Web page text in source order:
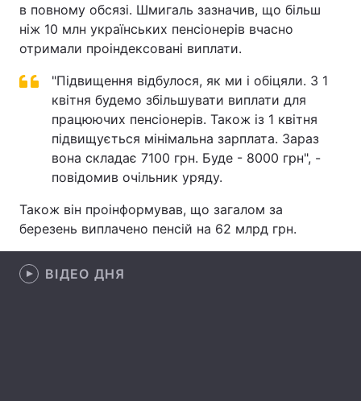
Техно і зв'язок Лайт
Здоров'я Туризм
Цікавинки Погода
Екологія Регіони
Лонгріди
в повному обсязі. Шмигаль зазначив, що більш
ніж 10 млн українських пенсіонерів вчасно
отримали проіндексовані виплати.
"Підвищення відбулося, як ми і обіцяли. З 1
квітня будемо збільшувати виплати для
працюючих пенсіонерів. Також із 1 квітня
підвищується мінімальна зарплата. Зараз
вона складає 7100 грн. Буде - 8000 грн", -
повідомив очільник уряду.
Також він проінформував, що загалом за
березень виплачено пенсій на 62 млрд грн.
ВІДЕО ДНЯ